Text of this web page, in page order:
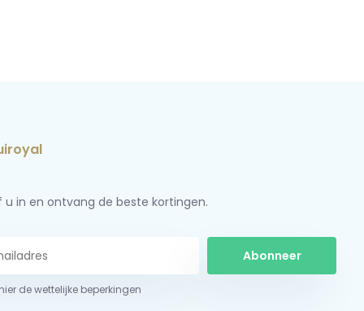
u in en ontvang de beste kortingen.
Abonneer
de wettelijke beperkingen